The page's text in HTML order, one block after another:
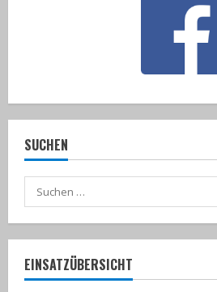
SUCHEN
Suchen
nach:
EINSATZÜBERSICHT